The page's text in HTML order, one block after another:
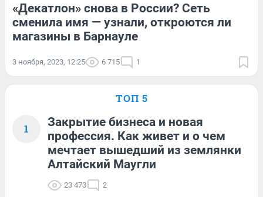
«Декатлон» снова в России? Сеть
сменила имя — узнали, откроются ли
магазины в Барнауле
3 ноября, 2023, 12:25 6 715 1
ТОП 5
1
Закрытие бизнеса и новая
профессия. Как живет и о чем
мечтает вышедший из землянки
Алтайский Маугли
23 473 2